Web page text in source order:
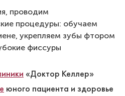
проводим
процедуры: обучаем
укрепляем зубы фтором
фиссуры
«Доктор Келлер»
юного пациента и здоровье